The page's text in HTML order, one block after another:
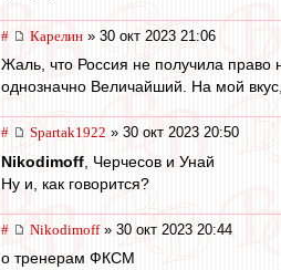
# Карелин » 30 окт 2023 21:06
Жаль, что Россия не получила право
однозначно Величайший. На мой
# Spartak1922 » 30 окт 2023 20:50
Nikodimoff , Черчесов и Унай
Ну и, как говорится?
# Nikodimoff» 30 окт 2023 20:44
о тренерам ФКСМ